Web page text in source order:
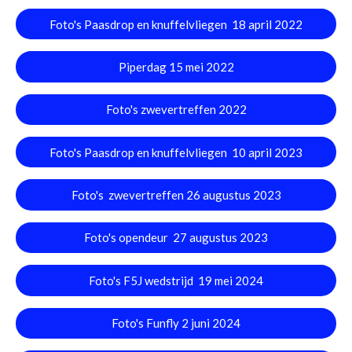
Foto's Paasdrop en knuffelvliegen 18 april 2022
Piperdag 15 mei 2022
Foto's zwevertreffen 2022
Foto's Paasdrop en knuffelvliegen 10 april 2023
Foto's zwevertreffen 26 augustus 2023
Foto's opendeur 27 augustus 2023
Foto's F5J wedstrijd 19 mei 2024
Foto's Funfly 2 juni 2024